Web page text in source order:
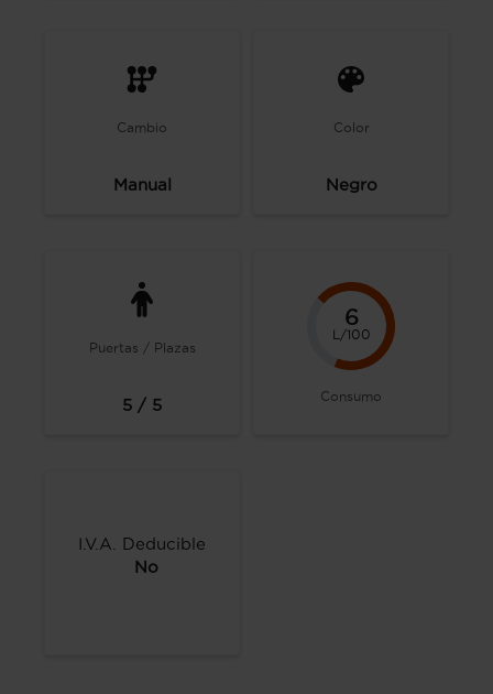
Cambio
Manual
Color
Negro
Puertas / Plazas
5 / 5
6
L/100
Consumo
I.V.A. Deducible
No